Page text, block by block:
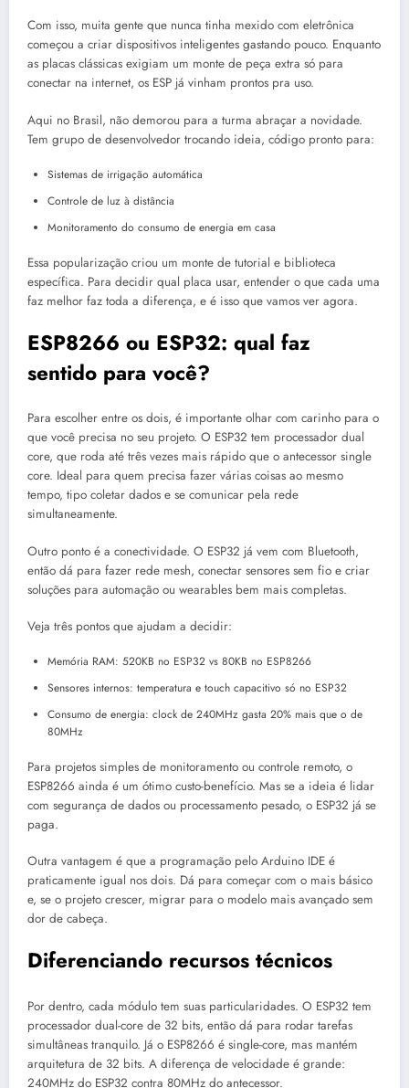
Com isso, muita gente que nunca tinha mexido com eletrônica
começou a criar dispositivos inteligentes gastando pouco. Enquanto
as placas clássicas exigiam um monte de peça extra só para
conectar na internet, os ESP já vinham prontos pra uso.
Aqui no Brasil, não demorou para a turma abraçar a novidade.
Tem grupo de desenvolvedor trocando ideia, código pronto para:
Sistemas de irrigação automática
Controle de luz à distância
Monitoramento do consumo de energia em casa
Essa popularização criou um monte de tutorial e biblioteca
específica. Para decidir qual placa usar, entender o que cada uma
faz melhor faz toda a diferença, e é isso que vamos ver agora.
ESP8266 ou ESP32: qual faz
sentido para você?
Para escolher entre os dois, é importante olhar com carinho para o
que você precisa no seu projeto. O ESP32 tem processador dual
core, que roda até três vezes mais rápido que o antecessor single
core. Ideal para quem precisa fazer várias coisas ao mesmo
tempo, tipo coletar dados e se comunicar pela rede
simultaneamente.
Outro ponto é a conectividade. O ESP32 já vem com Bluetooth,
então dá para fazer rede mesh, conectar sensores sem fio e criar
soluções para automação ou wearables bem mais completas.
Veja três pontos que ajudam a decidir:
Memória RAM: 520KB no ESP32 vs 80KB no ESP8266
Sensores internos: temperatura e touch capacitivo só no ESP32
Consumo de energia: clock de 240MHz gasta 20% mais que o de
80MHz
Para projetos simples de monitoramento ou controle remoto, o
ESP8266 ainda é um ótimo custo-benefício. Mas se a ideia é lidar
com segurança de dados ou processamento pesado, o ESP32 já se
paga.
Outra vantagem é que a programação pelo Arduino IDE é
praticamente igual nos dois. Dá para começar com o mais básico
e, se o projeto crescer, migrar para o modelo mais avançado sem
dor de cabeça.
Diferenciando recursos técnicos
Por dentro, cada módulo tem suas particularidades. O ESP32 tem
processador dual-core de 32 bits, então dá para rodar tarefas
simultâneas tranquilo. Já o ESP8266 é single-core, mas mantém
arquitetura de 32 bits. A diferença de velocidade é grande:
240MHz do ESP32 contra 80MHz do antecessor.